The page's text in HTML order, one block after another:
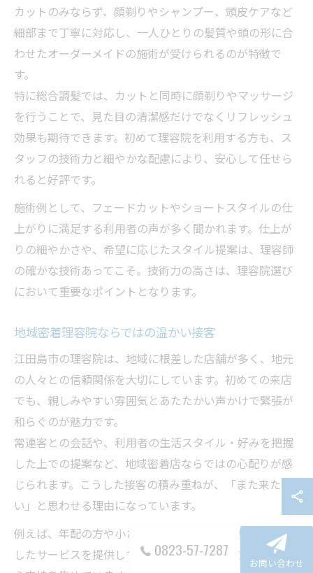
カットのみならず、顔剃りやシャンプー、頭皮ケアなど
細部まで丁寧に対応し、一人ひとりの髪質や頭の形に合
わせたオーダーメイドの施術が受けられるのが特徴で
す。
特に総合調髪では、カットと同時に顔剃りやマッサージ
を行うことで、見た目の清潔感だけでなくリフレッシュ
効果も期待できます。初めて理容院を利用する方も、ス
タッフの技術力と細やかな配慮により、安心して任せら
れると好評です。
施術例として、フェードカットやショートスタイルの仕
上がりに満足する利用者の声が多く聞かれます。仕上が
りの細やかさや、希望に応じたスタイル提案は、理容師
の確かな技術あってこそ。技術力の高さは、理容院選び
において重要なポイントとなります。
地域密着理容院ならではの温かい接客
江田島市の理容院は、地域に根差した店舗が多く、地元
の人々との信頼関係を大切にしています。初めての来店
でも、親しみやすい雰囲気とあたたかい声かけで緊張が
和らぐのが魅力です。
常連客との会話や、利用者の生活スタイル・好みを把握
した上での提案など、地域密着店ならではの心配りが感
じられます。こうした接客の積み重ねが、「また来た
い」と思わせる理由になっています。
例えば、年配の方や小さなお子さま連れの家族にも配慮
したサービスを提供している店舗が多く、幅広い年代か
0823-57-7287
お問い合わせ